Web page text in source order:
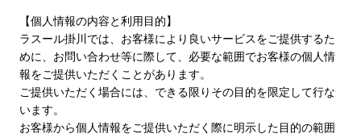
【個人情報の内容と利用目的】
ラスール掛川では、お客様により良いサービスをご提供するた
めに、お問い合わせ等に際して、必要な範囲でお客様の個人情
報をご提供いただくことがあります。
ご提供いただく場合には、できる限りその目的を限定して行な
います。
お客様から個人情報をご提供いただく際に明示した目的の範囲